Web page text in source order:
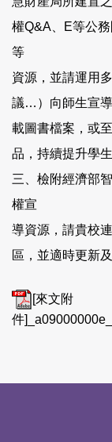
權Q&A、E等公
等
資源，並請運用
議…）向師生宣
載圖書檔案，或
品，持續提升學
三、檢附經濟部
權宣
導資源，請貴校
區，並適時更新
[來文附
件